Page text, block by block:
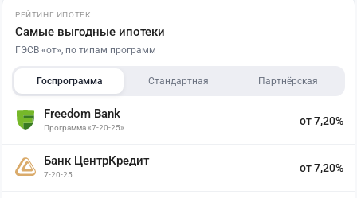
РЕЙТИНГ ИПОТЕК
Самые выгодные ипотеки
ГЭСВ «от», по типам программ
Госпрограмма Стандартная Партнёрская
Freedom Bank
Программа «7-20-25»
от 7,20%
Банк ЦентрКредит
7-20-25
от 7,20%